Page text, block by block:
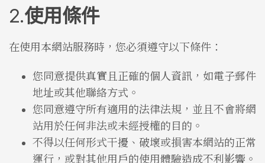
使用條件
在使用本網站服務時，您必須遵守以下條件：
您同意提供真實且正確的個人資訊，如電子郵件
地址或其他聯絡方式。
您同意遵守所有適用的法律法規，並且不會將網
站用於任何非法或未經授權的目的。
不得以任何形式干擾、破壞或損害本網站的正常
運行，或對其他用戶的使用體驗造成不利影響。